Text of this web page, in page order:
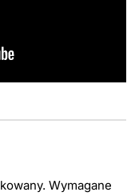
Wymagane